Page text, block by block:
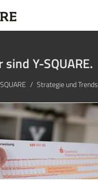
Y-SQUARE.
Strategie und Trends